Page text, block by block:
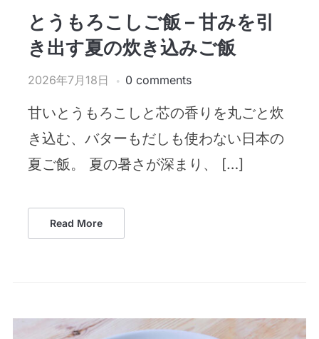
とうもろこしご飯 – 甘みを引
き出す夏の炊き込みご飯
2026年7月18日 0 comments
甘いとうもろこしと芯の香りを丸ごと炊
き込む、バターもだしも使わない日本の
夏ご飯。 夏の暑さが深まり、 […]
Read More